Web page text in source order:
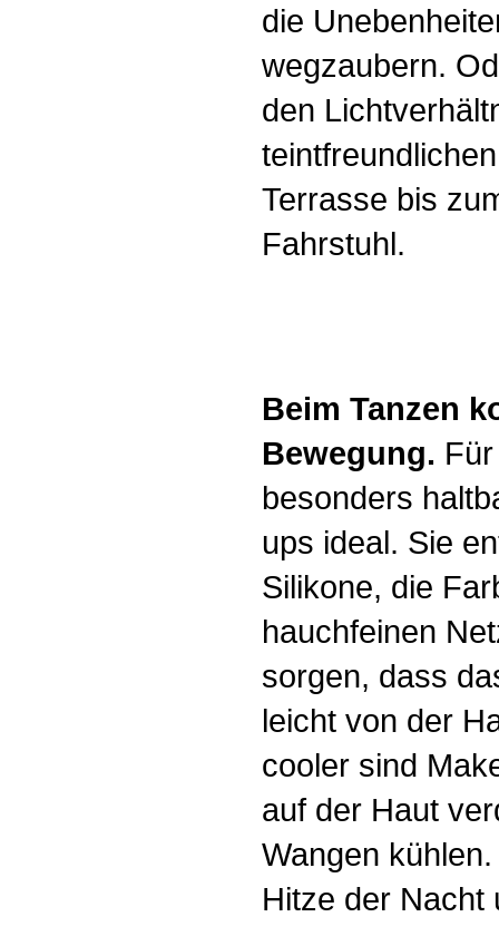
die
wegzaubern.
den
Terrasse bis
Fahrstuhl.
Beim Tanzen
Bewegung.
besonders
ups ideal. Sie
Silikone, die
hauchfeinen
sorgen, dass
leicht von der
cooler sind
auf der Haut
Wangen
Hitze der Nacht